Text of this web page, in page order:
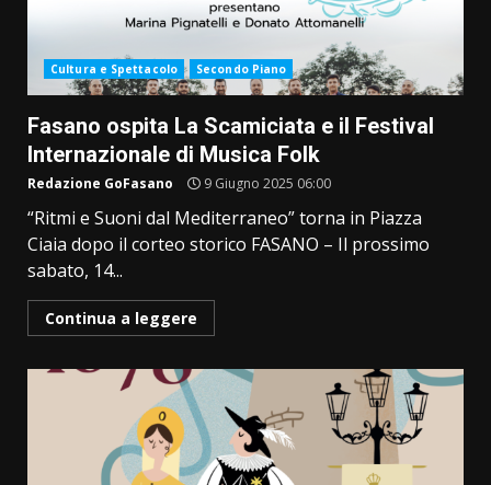
Cultura e Spettacolo Secondo Piano
Fasano ospita La Scamiciata e il Festival
Internazionale di Musica Folk
Redazione GoFasano 9 Giugno 2025 06:00
“Ritmi e Suoni dal Mediterraneo” torna in Piazza
Ciaia dopo il corteo storico FASANO – Il prossimo
sabato, 14...
Continua a leggere